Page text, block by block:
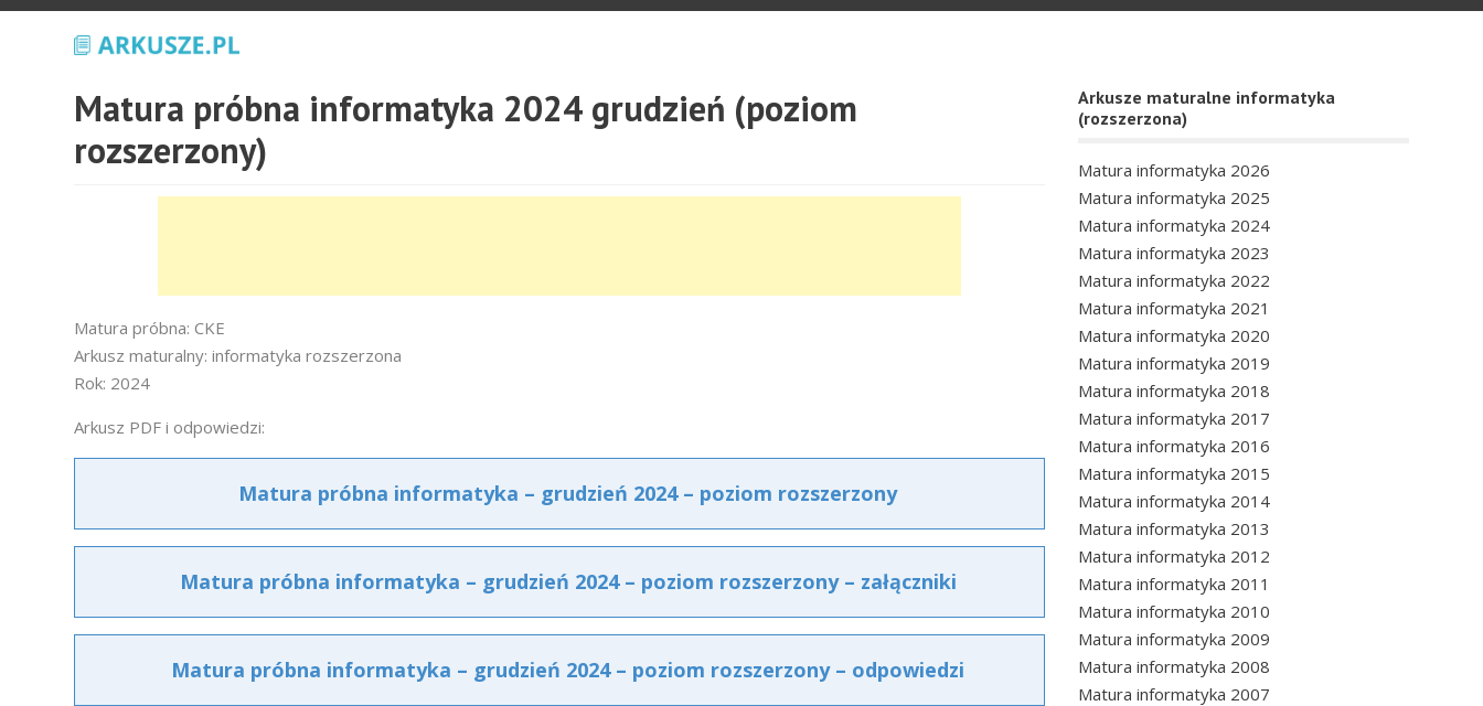
Matura próbna informatyka 2024 grudzień (poziom
rozszerzony)
Matura próbna: CKE
Arkusz maturalny: informatyka rozszerzona
Rok: 2024
Arkusz PDF i odpowiedzi:
Matura próbna informatyka – grudzień 2024 – poziom rozszerzony
Matura próbna informatyka – grudzień 2024 – poziom rozszerzony – załączniki
Matura próbna informatyka – grudzień 2024 – poziom rozszerzony – odpowiedzi
Arkusze maturalne informatyka
(rozszerzona)
Matura informatyka 2026
Matura informatyka 2025
Matura informatyka 2024
Matura informatyka 2023
Matura informatyka 2022
Matura informatyka 2021
Matura informatyka 2020
Matura informatyka 2019
Matura informatyka 2018
Matura informatyka 2017
Matura informatyka 2016
Matura informatyka 2015
Matura informatyka 2014
Matura informatyka 2013
Matura informatyka 2012
Matura informatyka 2011
Matura informatyka 2010
Matura informatyka 2009
Matura informatyka 2008
Matura informatyka 2007